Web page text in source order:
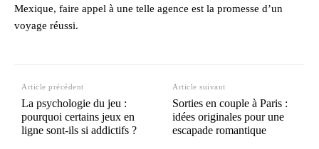
Mexique, faire appel à une telle agence est la promesse d’un
voyage réussi.
Article précédent
La psychologie du jeu :
pourquoi certains jeux en
ligne sont-ils si addictifs ?
Article suivant
Sorties en couple à Paris :
idées originales pour une
escapade romantique